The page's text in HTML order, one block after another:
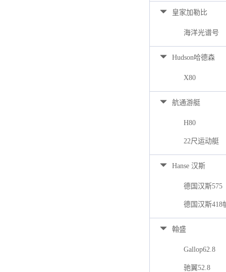
皇家加勒比
海洋光谱号
Hudson哈德森
X80
航通游艇
H80
22尺运动艇
Hanse 汉斯
德国汉斯575
德国汉斯418
翰盛
Gallop62.8
驰翼52.8